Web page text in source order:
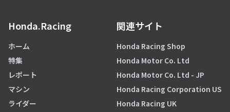
Honda.Racing
ホーム
特集
レポート
マシン
ライダー
関連サイト
Honda Racing Shop
Honda Motor Co. Ltd
Honda Motor Co. Ltd - JP
Honda Racing Corporation US
Honda Racing UK